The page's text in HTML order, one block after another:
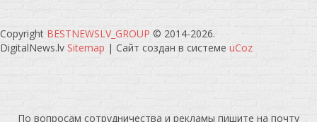
Copyright BESTNEWSLV_GROUP © 2014-2026.
DigitalNews.lv Sitemap | Сайт создан в системе uCoz
По вопросам сотрудничества и рекламы пишите на почту